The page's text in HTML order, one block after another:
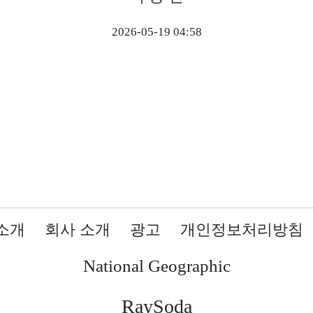
2026-05-19 04:58
개 회사 소개 광고 개인정보처리방침
National Geographic
RaySoda